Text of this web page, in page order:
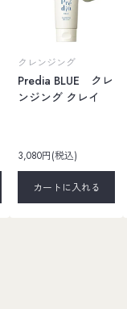
クレンジング
Predia BLUE クレ
ンジング クレイ
3,080円(税込)
カートに入れる